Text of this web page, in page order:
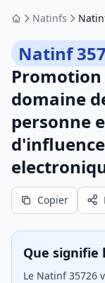
AccueilNatinfs
Natinf
domaine
personne
Copier
Que signifie
Le Natinf 35726